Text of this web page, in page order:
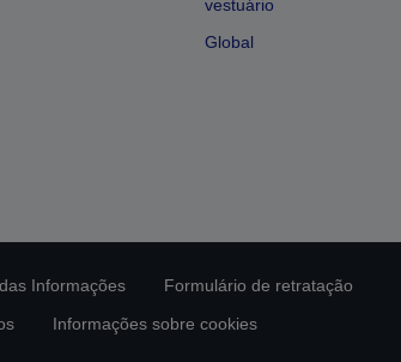
vestuário
Global
Informações
Formulário de retratação
Informações sobre cookies